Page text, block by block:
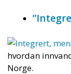
hvordan
Norge.